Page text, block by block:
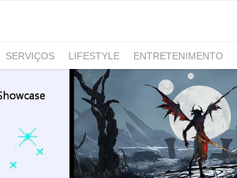
SERVIÇOS LIFESTYLE ENTRETENIMENTO